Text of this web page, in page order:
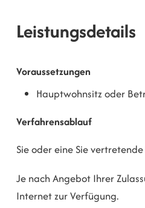
Leistungsdetails
Voraussetzungen
Hauptwohnsitz oder
Verfahrensablauf
Sie oder eine Sie
Je nach Angebot Ihrer
Internet zur Verfügung.